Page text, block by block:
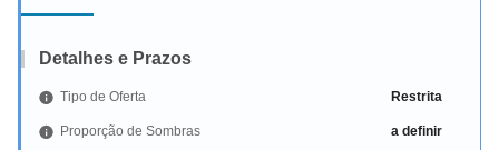
Detalhes e Prazos
Tipo de Oferta Restrita
Proporção de Sombras a definir